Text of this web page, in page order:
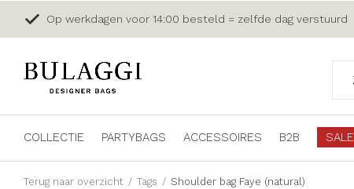
COLLECTIE PARTYBAGS ACCESSOIRES B2B SALE
Op werkdagen voor 14:00 besteld = zelfde dag verstuurd
Terug naar overzicht Tags Shoulder bag Faye (natural)